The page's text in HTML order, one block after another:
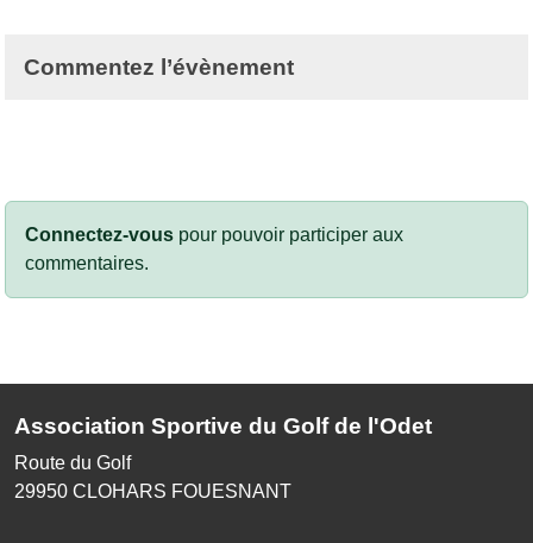
Commentez l’évènement
Connectez-vous pour pouvoir participer aux
commentaires.
Association Sportive du Golf de l'Odet
Route du Golf
29950 CLOHARS FOUESNANT